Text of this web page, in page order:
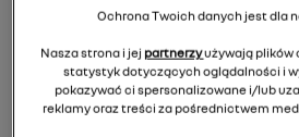
Ochrona Twoich danych jest dla
Nasza strona i jej partnerzyużywają plików
statystyk dotyczących oglądalności i
pokazywać ci spersonalizowane i/lub
reklamy oraz treści za pośrednictwem